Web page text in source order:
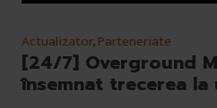
Actualizator,Parteneriate
[24/7] Overground
însemnat trecerea la